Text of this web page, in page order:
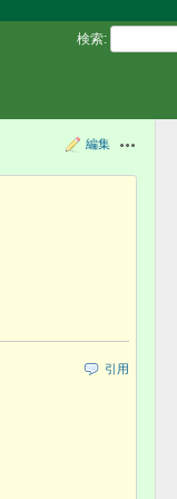
検索:
編集
引用